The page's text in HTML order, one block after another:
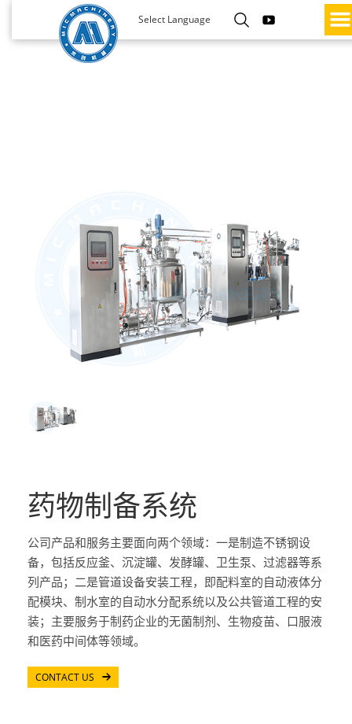
Select Language
药物制备系统
公司产品和服务主要面向两个领域：一是制造不锈钢设
备，包括反应釜、沉淀罐、发酵罐、卫生泵、过滤器等系
列产品；二是管道设备安装工程，即配料室的自动液体分
配模块、制水室的自动水分配系统以及公共管道工程的安
装；主要服务于制药企业的无菌制剂、生物疫苗、口服液
和医药中间体等领域。
CONTACT US